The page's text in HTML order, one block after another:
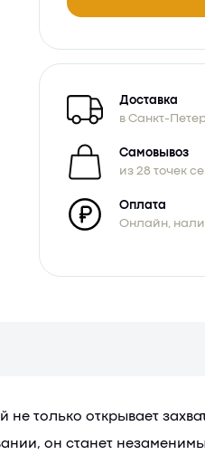
Доставка
в Санкт-
Самовывоз
из 28 точек
Оплата
Онлайн,
не только открывает
он станет